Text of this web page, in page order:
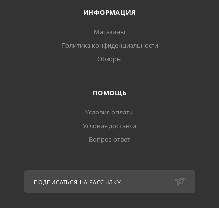
ИНФОРМАЦИЯ
Магазины
Политика конфиденциальности
Обзоры
ПОМОЩЬ
Условия оплаты
Условия доставки
Вопрос-ответ
ПОДПИСАТЬСЯ НА РАССЫЛКУ